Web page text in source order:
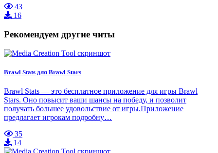
43
16
Рекомендуем другие читы
Brawl Stats для Brawl Stars
Brawl Stats — это бесплатное приложение для игры Brawl
Stars. Оно повысит ваши шансы на победу, и позволит
получать большее удовольствие от игры.Приложение
предлагает игрокам подробну…
35
14